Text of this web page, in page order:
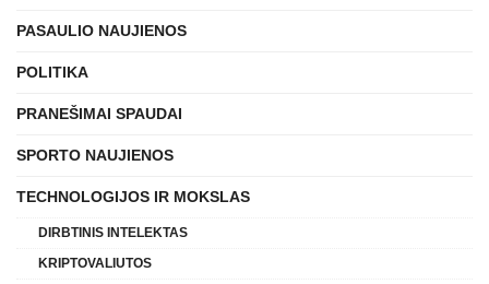
PASAULIO NAUJIENOS
POLITIKA
PRANEŠIMAI SPAUDAI
SPORTO NAUJIENOS
TECHNOLOGIJOS IR MOKSLAS
DIRBTINIS INTELEKTAS
KRIPTOVALIUTOS